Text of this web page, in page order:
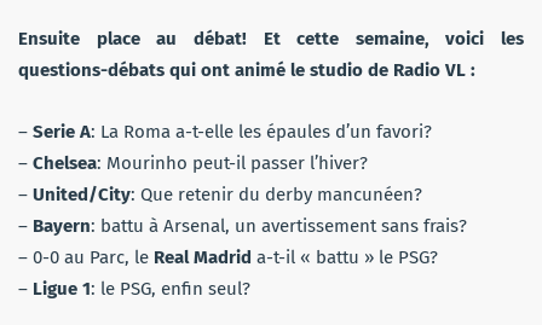
Ensuite place au débat! Et cette semaine, voici les
questions-débats qui ont animé le studio de Radio VL :
– Serie A: La Roma a-t-elle les épaules d’un favori?
– Chelsea: Mourinho peut-il passer l’hiver?
– United/City: Que retenir du derby mancunéen?
– Bayern: battu à Arsenal, un avertissement sans frais?
– 0-0 au Parc, le Real Madrid a-t-il « battu » le PSG?
– Ligue 1: le PSG, enfin seul?